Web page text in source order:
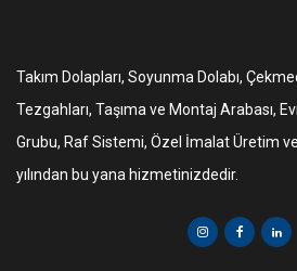
Takım Dolapları, Soyunma Dolabı,
Tezgahları, Taşıma ve Montaj Arabası,
Grubu, Raf Sistemi, Özel İmalat Üretim
yılından bu yana hizmetinizdedir.